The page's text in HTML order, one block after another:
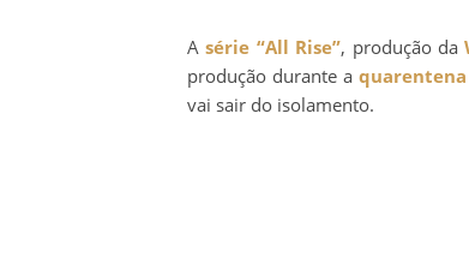
Asérie “All Rise”, produção da
produção durante aquarentena
vai sair do isolamento.